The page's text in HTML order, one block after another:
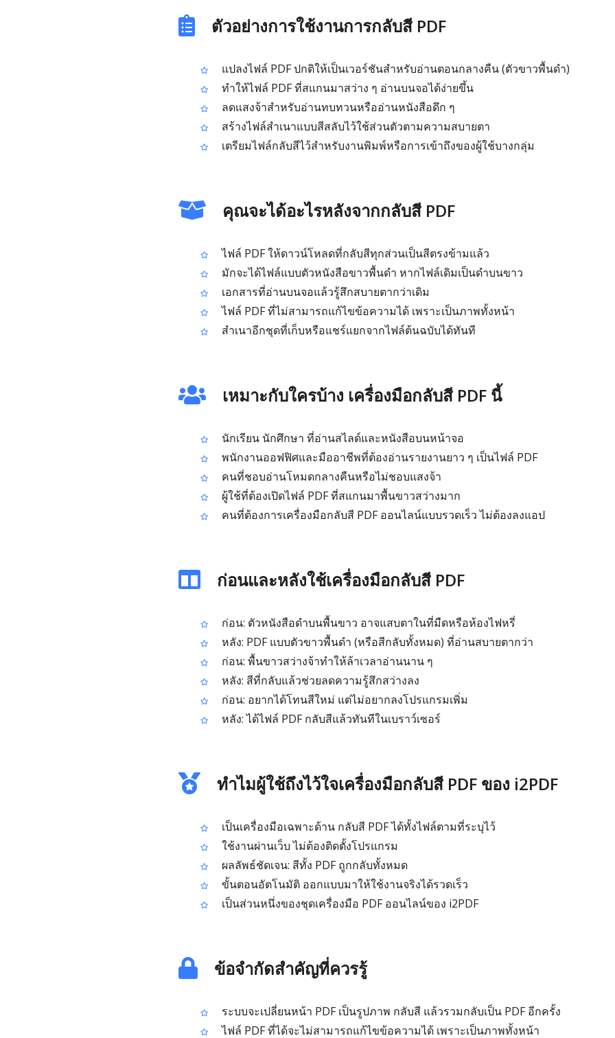
ตัวอย่างการใช้งานการกลับสี PDF
แปลงไฟล์ PDF ปกติให้เป็นเวอร์ชันสำหรับอ่านตอนกลางคืน (ตัวขาวพื้นดำ)
ทำให้ไฟล์ PDF ที่สแกนมาสว่าง ๆ อ่านบนจอได้ง่ายขึ้น
ลดแสงจ้าสำหรับอ่านทบทวนหรืออ่านหนังสือดึก ๆ
สร้างไฟล์สำเนาแบบสีสลับไว้ใช้ส่วนตัวตามความสบายตา
เตรียมไฟล์กลับสีไว้สำหรับงานพิมพ์หรือการเข้าถึงของผู้ใช้บางกลุ่ม
คุณจะได้อะไรหลังจากกลับสี PDF
ไฟล์ PDF ให้ดาวน์โหลดที่กลับสีทุกส่วนเป็นสีตรงข้ามแล้ว
มักจะได้ไฟล์แบบตัวหนังสือขาวพื้นดำ หากไฟล์เดิมเป็นดำบนขาว
เอกสารที่อ่านบนจอแล้วรู้สึกสบายตากว่าเดิม
ไฟล์ PDF ที่ไม่สามารถแก้ไขข้อความได้ เพราะเป็นภาพทั้งหน้า
สำเนาอีกชุดที่เก็บหรือแชร์แยกจากไฟล์ต้นฉบับได้ทันที
เหมาะกับใครบ้าง เครื่องมือกลับสี PDF นี้
นักเรียน นักศึกษา ที่อ่านสไลด์และหนังสือบนหน้าจอ
พนักงานออฟฟิศและมืออาชีพที่ต้องอ่านรายงานยาว ๆ เป็นไฟล์ PDF
คนที่ชอบอ่านโหมดกลางคืนหรือไม่ชอบแสงจ้า
ผู้ใช้ที่ต้องเปิดไฟล์ PDF ที่สแกนมาพื้นขาวสว่างมาก
คนที่ต้องการเครื่องมือกลับสี PDF ออนไลน์แบบรวดเร็ว ไม่ต้องลงแอป
ก่อนและหลังใช้เครื่องมือกลับสี PDF
ก่อน: ตัวหนังสือดำบนพื้นขาว อาจแสบตาในที่มืดหรือห้องไฟหรี่
หลัง: PDF แบบตัวขาวพื้นดำ (หรือสีกลับทั้งหมด) ที่อ่านสบายตากว่า
ก่อน: พื้นขาวสว่างจ้าทำให้ล้าเวลาอ่านนาน ๆ
หลัง: สีที่กลับแล้วช่วยลดความรู้สึกสว่างลง
ก่อน: อยากได้โทนสีใหม่ แต่ไม่อยากลงโปรแกรมเพิ่ม
หลัง: ได้ไฟล์ PDF กลับสีแล้วทันทีในเบราว์เซอร์
ทำไมผู้ใช้ถึงไว้ใจเครื่องมือกลับสี PDF ของ i2PDF
เป็นเครื่องมือเฉพาะด้าน กลับสี PDF ได้ทั้งไฟล์ตามที่ระบุไว้
ใช้งานผ่านเว็บ ไม่ต้องติดตั้งโปรแกรม
ผลลัพธ์ชัดเจน: สีทั้ง PDF ถูกกลับทั้งหมด
ขั้นตอนอัตโนมัติ ออกแบบมาให้ใช้งานจริงได้รวดเร็ว
เป็นส่วนหนึ่งของชุดเครื่องมือ PDF ออนไลน์ของ i2PDF
ข้อจำกัดสำคัญที่ควรรู้
ระบบจะเปลี่ยนหน้า PDF เป็นรูปภาพ กลับสี แล้วรวมกลับเป็น PDF อีกครั้ง
ไฟล์ PDF ที่ได้จะไม่สามารถแก้ไขข้อความได้ เพราะเป็นภาพทั้งหน้า